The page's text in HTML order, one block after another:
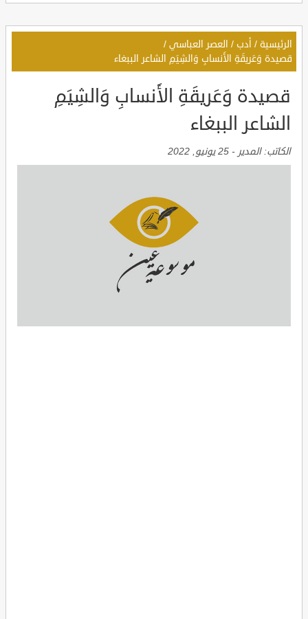
الرئيسية / أدب / العصر العباسي /
قصيدة وَعَريقَةِ الأَنسابِ وَالشِيَمِ الشاعر الببغاء
قصيدة وَعَريقَةِ الأَنسابِ وَالشِيَمِ
الشاعر الببغاء
الكاتب:المدير - 25 يونيو, 2022